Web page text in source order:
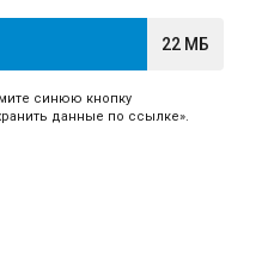
22 МБ
синюю кнопку
данные по ссылке».